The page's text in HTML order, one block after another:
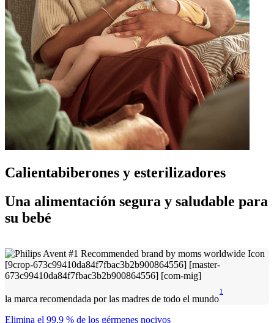
Calientabiberones y esterilizadores
Una alimentación segura y saludable para
su bebé
la marca recomendada por las madres de todo el mundo
1
Elimina el 99,9 % de los gérmenes nocivos